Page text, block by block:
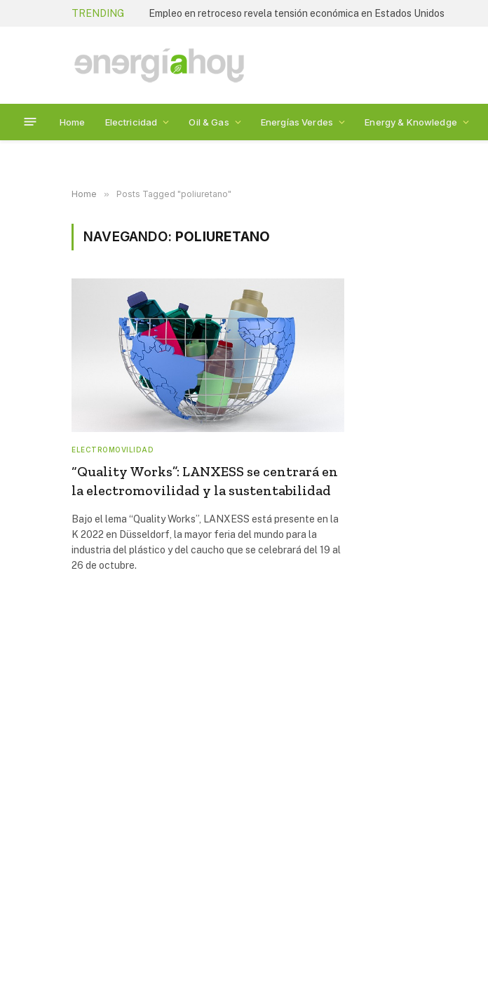
TRENDING Empleo en retroceso revela tensión económica en Estados Unidos
Home Electricidad Oil & Gas Energías Verdes Energy & Knowledge
Home » Posts Tagged "poliuretano"
NAVEGANDO: POLIURETANO
ELECTROMOVILIDAD
“Quality Works”: LANXESS se centrará en
la electromovilidad y la sustentabilidad
Bajo el lema “Quality Works”, LANXESS está presente en la
K 2022 en Düsseldorf, la mayor feria del mundo para la
industria del plástico y del caucho que se celebrará del 19 al
26 de octubre.